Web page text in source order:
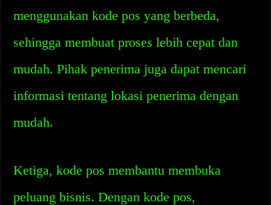
menggunakan kode pos yang berbeda,
sehingga membuat proses lebih cepat dan
mudah. Pihak penerima juga dapat mencari
informasi tentang lokasi penerima dengan
mudah.
Ketiga, kode pos membantu membuka
peluang bisnis. Dengan kode pos,